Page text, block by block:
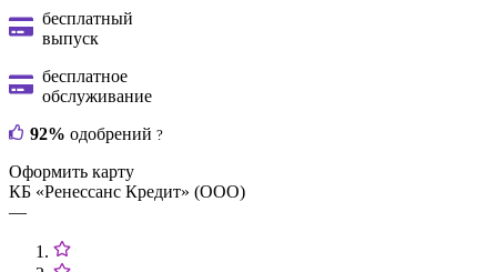
бесплатный
выпуск
бесплатное
обслуживание
92% одобрений ?
Оформить карту
КБ «Ренессанс Кредит» (ООО)
—